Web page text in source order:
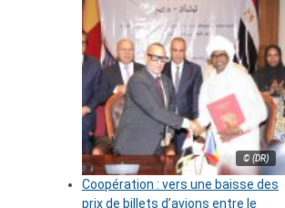
© (DR)
Coopération : vers une baisse des
prix de billets d’avions entre le